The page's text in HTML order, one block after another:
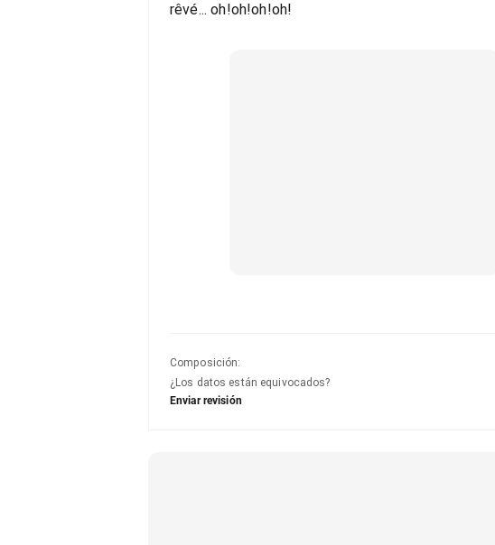
rêvé... oh!oh!oh!oh!
Composición:
¿Los datos están equivocados?
Enviar revisión